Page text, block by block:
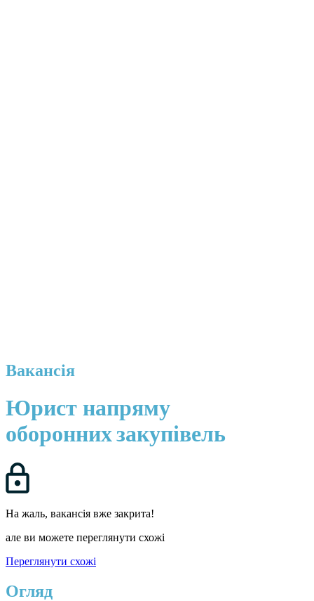
Вакансія
Юрист напряму
оборонних закупівель
На жаль, вакансія вже закрита!
але ви можете переглянути схожі
Переглянути схожі
Огляд